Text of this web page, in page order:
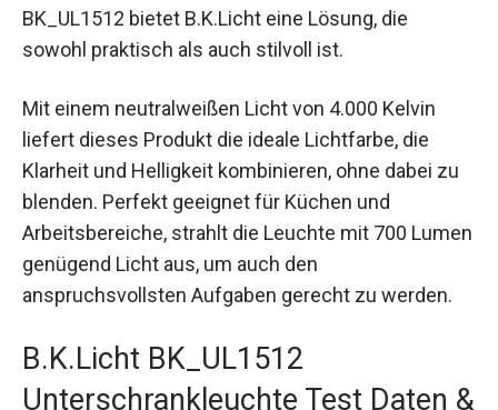
BK_UL1512 bietet B.K.Licht eine Lösung, die
sowohl praktisch als auch stilvoll ist.
Mit einem neutralweißen Licht von 4.000 Kelvin
liefert dieses Produkt die ideale Lichtfarbe, die
Klarheit und Helligkeit kombinieren, ohne dabei zu
blenden. Perfekt geeignet für Küchen und
Arbeitsbereiche, strahlt die Leuchte mit 700 Lumen
genügend Licht aus, um auch den
anspruchsvollsten Aufgaben gerecht zu werden.
B.K.Licht BK_UL1512
Unterschrankleuchte Test Daten &